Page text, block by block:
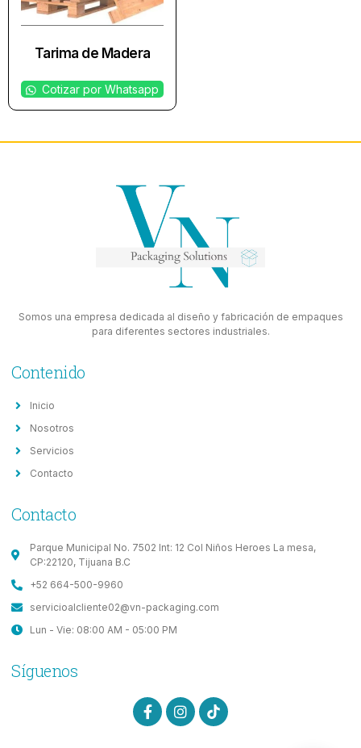
Tarima de Madera
Cotizar por Whatsapp
Somos una empresa dedicada al diseño y fabricación de empaques
para diferentes sectores industriales.
Contenido
Inicio
Nosotros
Servicios
Contacto
Contacto
Parque Municipal No. 7502 Int: 12 Col Niños Heroes La mesa,
CP:22120, Tijuana B.C
+52 664-500-9960
servicioalcliente02@vn-packaging.com
Lun - Vie: 08:00 AM - 05:00 PM
Síguenos